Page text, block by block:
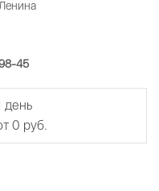
45
день
0 руб.